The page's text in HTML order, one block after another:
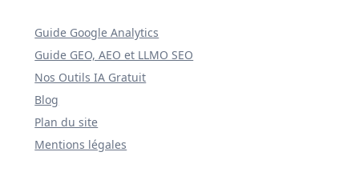
Guide Google Analytics
Guide GEO, AEO et LLMO SEO
Nos Outils IA Gratuit
Blog
Plan du site
Mentions légales